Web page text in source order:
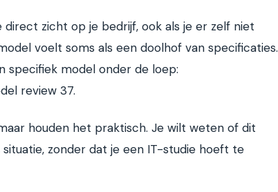
direct zicht op je bedrijf, ook als je er zelf niet
voelt soms als een doolhof van specificaties.
specifiek model onder de loep:
review 37.
houden het praktisch. Je wilt weten of dit
zonder dat je een IT-studie hoeft te